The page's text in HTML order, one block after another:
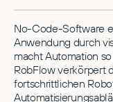
No-Code-Software
Anwendung durch
macht Automation
RobFlow verkörpert
fortschrittlichen